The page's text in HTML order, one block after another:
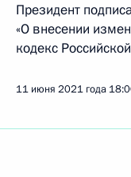
Президент
«О внесении
кодекс
11 июня 2021 года